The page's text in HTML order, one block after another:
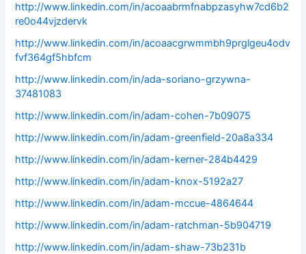
http://www.linkedin.com/in/acoaabrmfnabpzasyhw7cd6b2
re0o44vjzdervk
http://www.linkedin.com/in/acoaacgrwmmbh9prglgeu4odv
fvf364gf5hbfcm
http://www.linkedin.com/in/ada-soriano-grzywna-
37481083
http://www.linkedin.com/in/adam-cohen-7b09075
http://www.linkedin.com/in/adam-greenfield-20a8a334
http://www.linkedin.com/in/adam-kerner-284b4429
http://www.linkedin.com/in/adam-knox-5192a27
http://www.linkedin.com/in/adam-mccue-4864644
http://www.linkedin.com/in/adam-ratchman-5b904719
http://www.linkedin.com/in/adam-shaw-73b231b